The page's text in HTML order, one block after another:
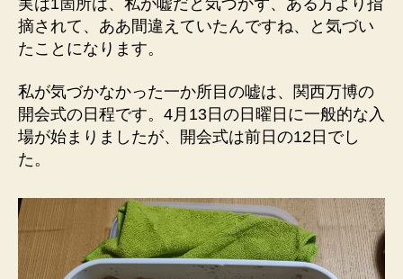
実は1箇所は、私が嘘だと気づかず、ある方より指
摘されて、ああ間違えていたんですね、と気づい
たことになります。
私が気づかなかった一か所目の嘘は、関西万博の
開会式の日程です。4月13日の日曜日に一般的な入
場が始まりましたが、開会式は前日の12日でし
た。